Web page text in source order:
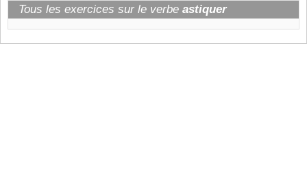
Tous les exercices sur le verbe astiquer